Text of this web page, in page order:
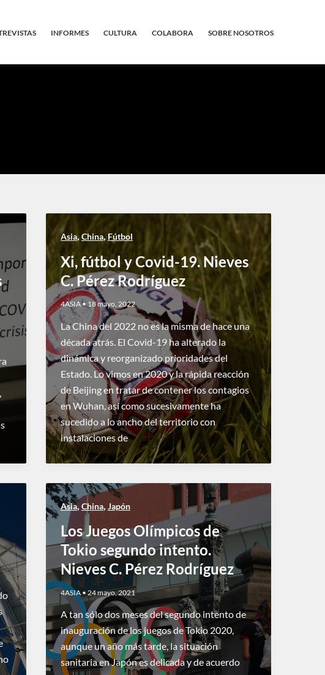
INFORMES CULTURA COLABORA SOBRE NOSOTROS
Asia, China, Fútbol
Xi, fútbol y Covid-19. Nieves
C. Pérez Rodríguez
4ASIA•18 mayo, 2022
La China del 2022 no es la misma de hace una
década atrás. El Covid-19 ha alterado la
dinámica y reorganizado prioridades del
Estado. Lo vimos en 2020 y la rápida reacción
de Beijing en tratar de contener los contagios
en Wuhan, así como sucesivamente ha
sucedido a lo ancho del territorio con
instalaciones de
Asia, China, Japón
Los Juegos Olímpicos de
Tokio segundo intento.
Nieves C. Pérez Rodríguez
4ASIA•24 mayo, 2021
A tan sólo dos meses del segundo intento de
inauguración de los juegos de Tokio 2020,
aunque un año más tarde, la situación
sanitaria en Japón es delicada y de acuerdo